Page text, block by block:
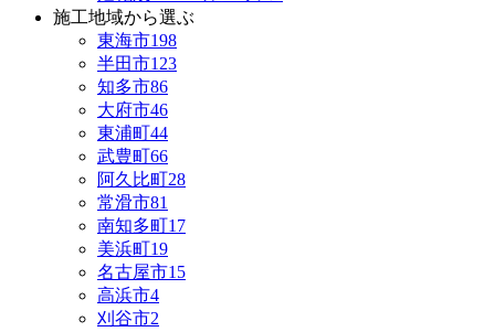
施工地域から選ぶ
東海市198
半田市123
知多市86
大府市46
東浦町44
武豊町66
阿久比町28
常滑市81
南知多町17
美浜町19
名古屋市15
高浜市4
刈谷市2